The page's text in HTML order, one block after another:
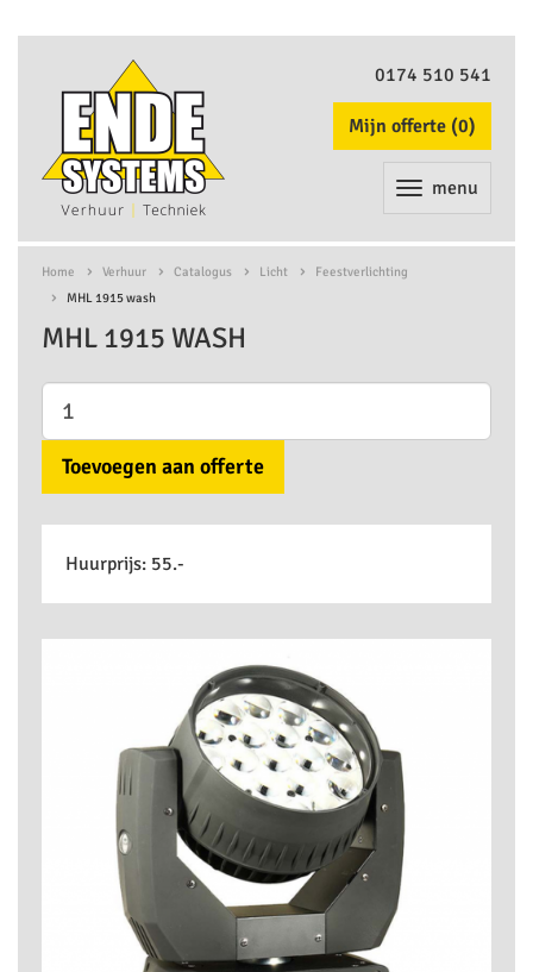
0174 510 541
Mijn offerte (0)
menu
Home Verhuur Catalogus Licht
Feestverlichting
MHL 1915 wash
MHL 1915 WASH
Toevoegen aan offerte
Huurprijs: 55.-